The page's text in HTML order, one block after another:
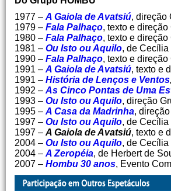
1977 – A Gaiola de Avatsiú, direção
1979 – Fala Palhaço, texto e
1980 – Fala Palhaço, texto e
1981 – Ou Isto ou Aquilo, de Cecília
1990 – Fala Palhaço, texto e
1991 – A Gaiola de Avatsiú, texto e
1991 – História de Lenços e Ventos,
1992 – As Cinco Pontas de Uma
1993 – Ou Isto ou Aquilo, direção
1995 – A Casa da Madrinha,
1997 – Ou Isto ou Aquilo, de
1997 – A Gaiola de Avatsiú, texto e
2004 – Ou Isto ou Aquilo, de
2004 – A Zeropéia, de Herbert de
2007 – Hombu 30 anos, Evento